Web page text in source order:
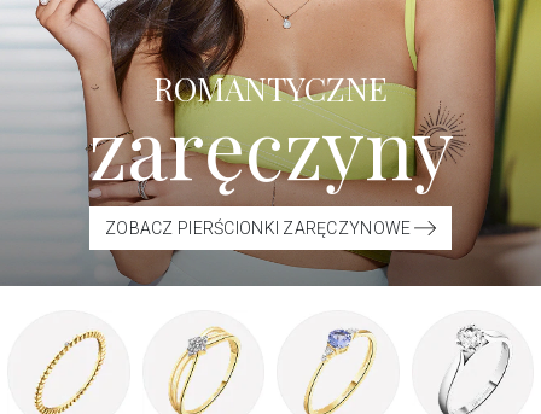
ROMANTYCZNE
zaręczyny
ZOBACZ PIERŚCIONKI ZARĘCZYNOWE